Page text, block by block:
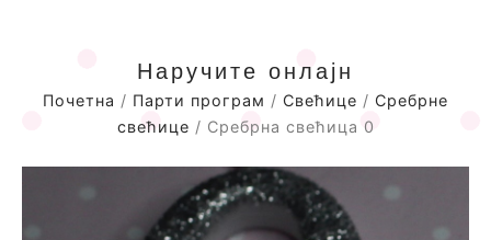
Наручите онлајн
Почетна / Парти програм / Свећице / Сребрне
свећице / Сребрна свећица 0